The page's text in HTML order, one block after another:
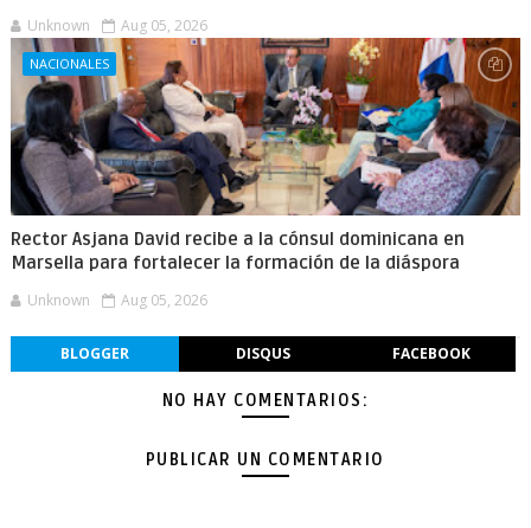
Unknown Aug 05, 2026
NACIONALES
Rector Asjana David recibe a la cónsul dominicana en
Marsella para fortalecer la formación de la diáspora
Unknown Aug 05, 2026
BLOGGER DISQUS FACEBOOK
NO HAY COMENTARIOS:
PUBLICAR UN COMENTARIO